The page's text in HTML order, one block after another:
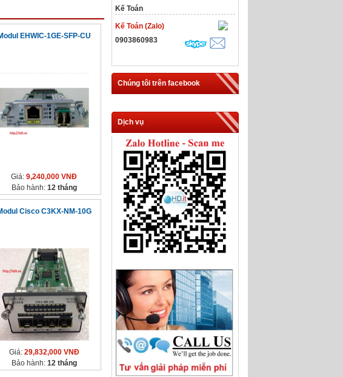
EHWIC-1GE-SFP-CU
Giá: 9,240,000 VNĐ
Bảo hành: 12 tháng
Cisco C3KX-NM-10G
Giá: 29,832,000 VNĐ
Bảo hành: 12 tháng
Kế Toán
Kế Toán (Zalo)
0903860983
Chúng tôi trên facebook
Dịch vụ